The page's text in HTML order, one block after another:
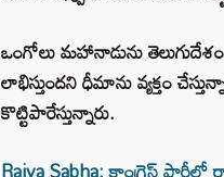
ఒంగోలు మహానాడును
లాభిస్తుందని ధీమాను వ్యక్తం
కొట్టిపారేస్తున్నారు.